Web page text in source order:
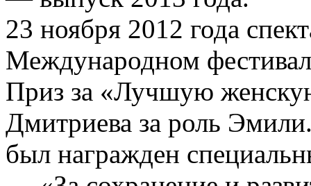
23 ноября 2012 года
Международном
Приз за «Лучшую
Дмитриева за роль
был награжден